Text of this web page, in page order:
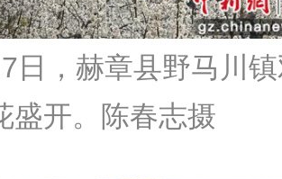
日，赫章县野马川
盛开。陈春志摄